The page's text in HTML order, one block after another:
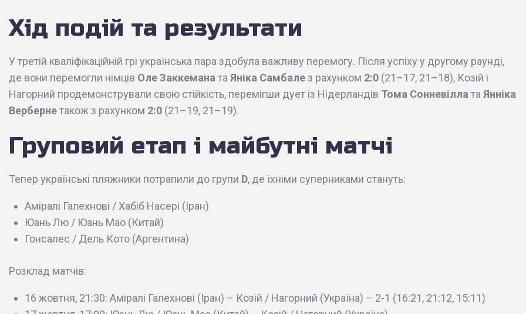
Хід подій та результати
У третій кваліфікаційній грі українська пара здобула важливу перемогу. Після успіху у другому раунді,
де вони перемогли німців Оле ЗаккеманатаЯніка Самбалез рахунком 2:0 (21–17, 21–18), Козій і
Нагорний продемонстрували свою стійкість, перемігши дует із Нідерландів Тома СонневіллатаЯнніка
Вербернетакож з рахунком 2:0 (21–19, 21–19).
Груповий етап і майбутні матчі
Тепер українські пляжники потрапили до групи D, де їхніми суперниками стануть:
Аміралі Галехнові / Хабіб Насері (Іран)
Юань Лю / Юань Мао (Китай)
Гонсалес / Дель Кото (Аргентина)
Розклад матчів:
16 жовтня, 21:30: Аміралі Галехнові (Іран) – Козій / Нагорний (Україна) – 2-1 (16:21, 21:12, 15:11)